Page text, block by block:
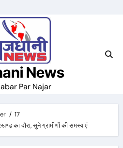
News
Par Najar
17
का दौरा, सुने ग्रामीणों की समस्याएं